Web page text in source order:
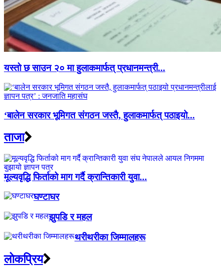
यस्तो छ साउन २० मा हुलाकमार्फत् प्रधानमन्त्री...
‘बालेन सरकार भूमिगत संगठन जस्तै, हुलाकमार्फत् पठाइयो...
ताजा
मूल्यवृद्धि फिर्ताको माग गर्दै क्रान्तिकारी युवा...
घण्टाघर
झुपडि र महल
थरीथरीका जिम्मालहरू
लाेकप्रिय